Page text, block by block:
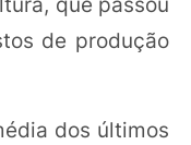
de produção
dos últimos